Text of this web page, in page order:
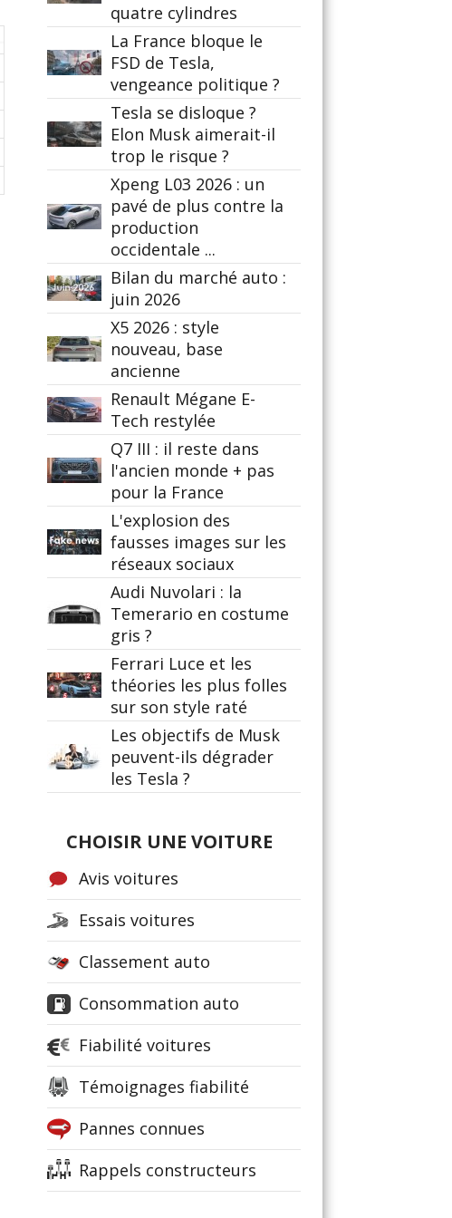
quatre cylindres
La France bloque le
FSD de Tesla,
vengeance politique ?
Tesla se disloque ?
Elon Musk aimerait-il
trop le risque ?
Xpeng L03 2026 : un
pavé de plus contre la
production
occidentale ...
Bilan du marché auto :
juin 2026
X5 2026 : style
nouveau, base
ancienne
Renault Mégane E-
Tech restylée
Q7 III : il reste dans
l'ancien monde + pas
pour la France
L'explosion des
fausses images sur les
réseaux sociaux
Audi Nuvolari : la
Temerario en costume
gris ?
Ferrari Luce et les
théories les plus folles
sur son style raté
Les objectifs de Musk
peuvent-ils dégrader
les Tesla ?
CHOISIR UNE VOITURE
Avis voitures
Essais voitures
Classement auto
Consommation auto
Fiabilité voitures
Témoignages fiabilité
Pannes connues
Rappels constructeurs